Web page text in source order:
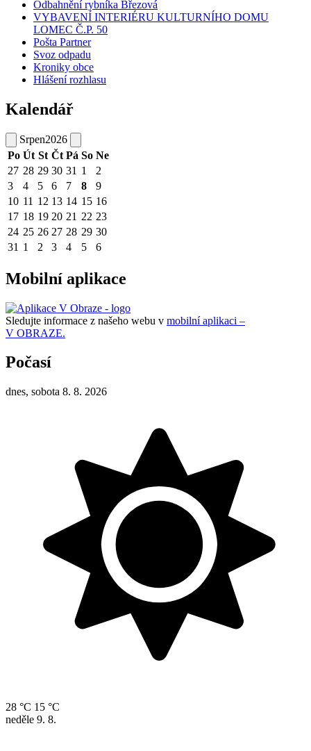
Odbahnění rybníka Březová
VYBAVENÍ INTERIÉRU KULTURNÍHO DOMU
LOMEC Č.P. 50
Pošta Partner
Svoz odpadu
Kroniky obce
Hlášení rozhlasu
Kalendář
Srpen2026
Po Út St Čt Pá So Ne
27 28 29 30 31 1
2
3
4 5 6 7 8
9
10 11 12 13 14 15 16
17 18 19 20 21 22 23
24 25 26 27 28 29 30
31 1 2 3 4 5 6
Mobilní aplikace
Sledujte informace z našeho webu v mobilní aplikaci –
V OBRAZE.
Počasí
dnes, sobota 8. 8. 2026
28 °C 15 °C
neděle 9. 8.